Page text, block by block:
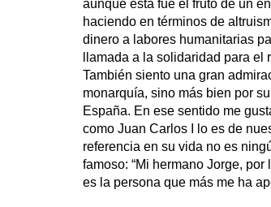
aunque ésta fue el fruto de un
haciendo en términos de
dinero a labores humanitarias
llamada a la solidaridad para
También siento una gran
monarquía, sino más bien por
España. En ese sentido me
como Juan Carlos I lo es de
referencia en su vida no es
famoso: “Mi hermano Jorge,
es la persona que más me ha